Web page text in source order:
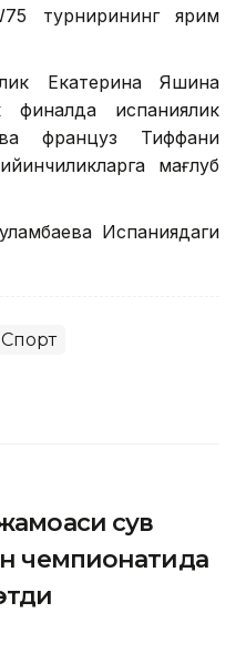
турнирининг ярим
Екатерина Яшина
финалда испаниялик
француз Тиффани
мағлуб
Испаниядаги
Спорт
сув
чемпионатида